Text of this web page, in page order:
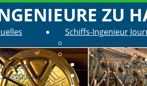
ZU
der
Schiffs-Ingenieur
Aktuelle Ausgabe
Bibliothek
Journale-2026
Journale-2025